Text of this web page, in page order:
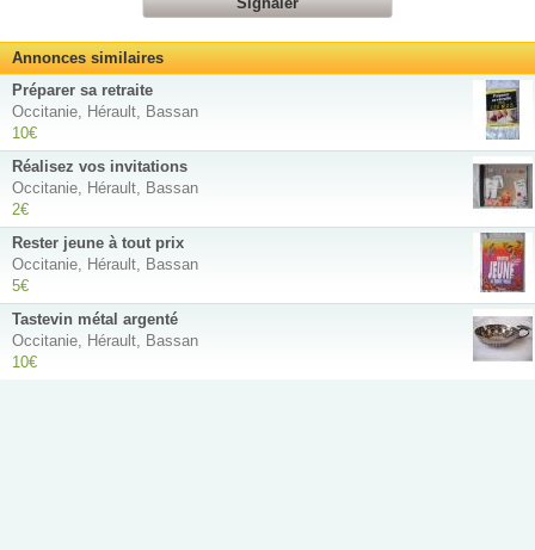
Annonces similaires
Préparer sa retraite
Occitanie, Hérault, Bassan
10€
Réalisez vos invitations
Occitanie, Hérault, Bassan
2€
Rester jeune à tout prix
Occitanie, Hérault, Bassan
5€
Tastevin métal argenté
Occitanie, Hérault, Bassan
10€